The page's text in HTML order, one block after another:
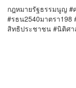
กฎหมายรัฐธรรมนูญ #
#รธน2540มาตรา198
สิทธิประชาชน #นิติศา